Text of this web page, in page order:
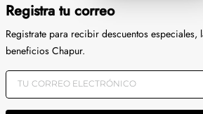
Registra tu correo
Registrate para recibir descuentos especiales,
beneficios Chapur.